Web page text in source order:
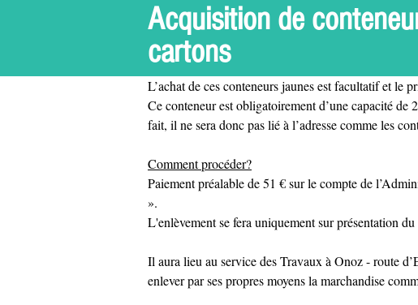
Acquisition de
cartons
L’achat de ces conteneurs jaunes est facultatif et le
Ce conteneur est obligatoirement d’une capacité
fait, il ne sera donc pas lié à l’adresse comme les
Comment procéder?
Paiement préalable de 51 € sur le compte de
».
L'enlèvement se fera uniquement sur présentation
Il aura lieu au service des Travaux à Onoz - route
enlever par ses propres moyens la marchandise